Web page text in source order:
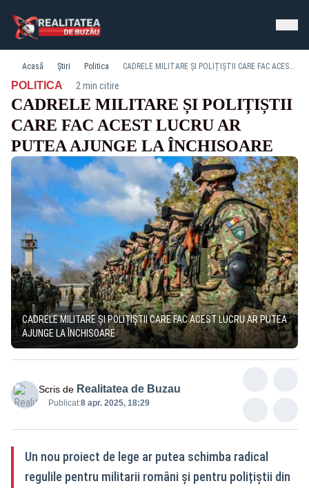
Acasă Știri Politica CADRELE MILITARE ȘI POLIȚIȘTII CARE FAC ACEST LUCRU AR PUTEA AJUNGE LA ÎNCHISOARE
POLITICA· 2 min citire
CADRELE MILITARE ȘI POLIȚIȘTII
CARE FAC ACEST LUCRU AR
PUTEA AJUNGE LA ÎNCHISOARE
CADRELE MILITARE ȘI POLIȚIȘTII CARE FAC ACEST LUCRU AR PUTEA
AJUNGE LA ÎNCHISOARE
Scris de Realitatea de Buzau
Publicat:8 apr. 2025, 18:29
Un nou proiect de lege ar putea schimba radical
regulile pentru militarii români și pentru polițiștii din